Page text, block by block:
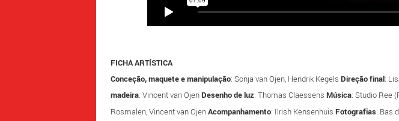
FICHA ARTÍSTICA
Conceção, maquete e manipulação: Sonja van Ojen, Hendrik Kegels Direção final:
madeira: Vincent van OjenDesenho de luz: Thomas Claessens Música: Studio Ree
Rosmalen, Vincent van OjenAcompanhamento: Ilrish Kensenhuis Fotografias: Bas